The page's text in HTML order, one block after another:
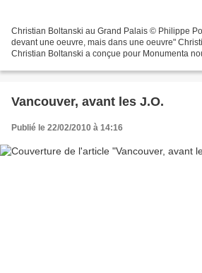
Christian Boltanski au Grand Palais © Philippe
devant une oeuvre, mais dans une oeuvre"
Christian Boltanski a conçue pour Monumenta
Vancouver, avant les J.O.
Publié le 22/02/2010 à 14:16